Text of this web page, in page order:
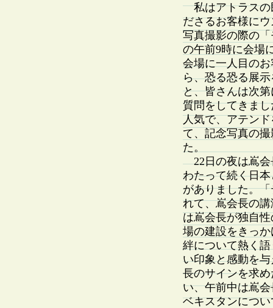
私はアトラスの
ださるお客様に
写真撮影の際の
の午前9時に会場
会場に一人目の
ら、恐る恐る展
と、皆さんは次
質問をしてきま
人気で、アテン
て、記念写真の
た。
22日の夜は嶌会
わたって続く日
がありました。
れて、嶌会長の
は嶌会長が独自
場の建設をきっ
絆について熱く
い印象と感動を
長のサインを求
い、午前中は嶌
ベキスタンにつ